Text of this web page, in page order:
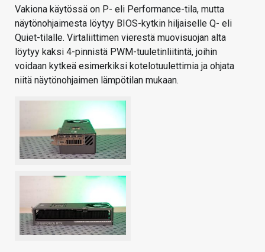
Vakiona käytössä on P- eli Performance-tila, mutta
näytönohjaimesta löytyy BIOS-kytkin hiljaiselle Q- eli
Quiet-tilalle. Virtaliittimen vierestä muovisuojan alta
löytyy kaksi 4-pinnistä PWM-tuuletinliitintä, joihin
voidaan kytkeä esimerkiksi kotelotuulettimia ja ohjata
niitä näytönohjaimen lämpötilan mukaan.